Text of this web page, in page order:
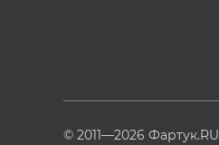
© 2011—2026 Фартук.RU